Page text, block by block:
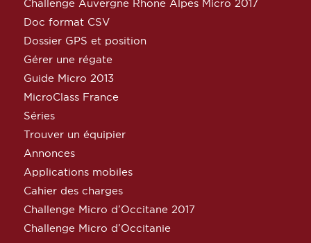
Challenge Auvergne Rhone Alpes Micro 2017
Doc format CSV
Dossier GPS et position
Gérer une régate
Guide Micro 2013
MicroClass France
Séries
Trouver un équipier
Annonces
Applications mobiles
Cahier des charges
Challenge Micro d’Occitane 2017
Challenge Micro d’Occitanie